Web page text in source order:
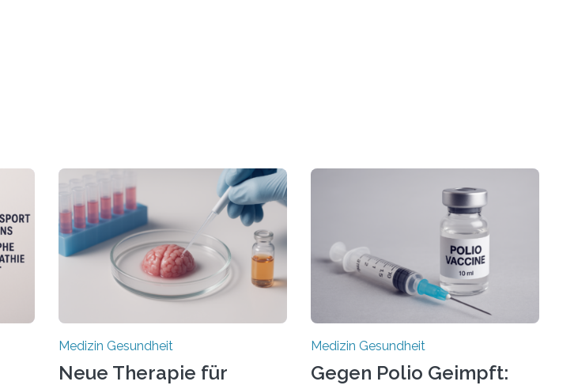
Medizin Gesundheit
Neue Therapie für
Medizin Gesundheit
Gegen Polio Geimpft: